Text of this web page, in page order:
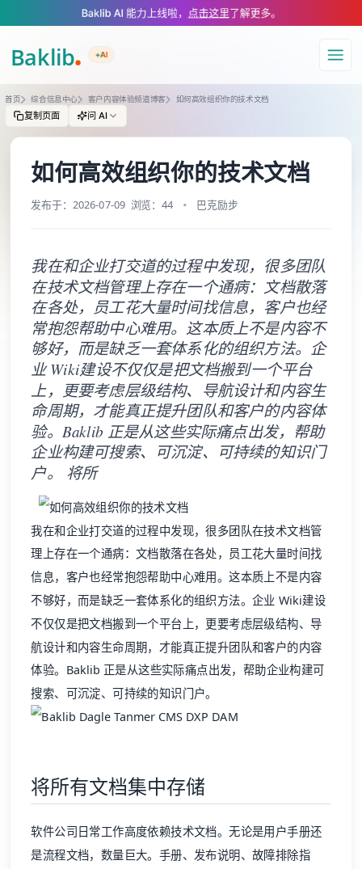
A Markdown version of this page is available at https://
Baklib AI 能力上线啦， 点击这里了解更多。
+AI
导航
首页 综合信息中心 客户内容体验频道博客 如何高效组织你的技术文档
复制页面 问 AI
如何高效组织你的技术文档
发布于：2026-07-09 浏览：44 巴克励步
我在和企业打交道的过程中发现，很多团队
在技术文档管理上存在一个通病：文档散落
在各处，员工花大量时间找信息，客户也经
常抱怨帮助中心难用。这本质上不是内容不
够好，而是缺乏一套体系化的组织方法。企
业 Wiki建设不仅仅是把文档搬到一个平台
上，更要考虑层级结构、导航设计和内容生
命周期，才能真正提升团队和客户的内容体
验。Baklib 正是从这些实际痛点出发，帮助
企业构建可搜索、可沉淀、可持续的知识门
户。 将所
我在和企业打交道的过程中发现，很多团队在技术文档管
理上存在一个通病：文档散落在各处，员工花大量时间找
信息，客户也经常抱怨帮助中心难用。这本质上不是内容
不够好，而是缺乏一套体系化的组织方法。企业 Wiki建设
不仅仅是把文档搬到一个平台上，更要考虑层级结构、导
航设计和内容生命周期，才能真正提升团队和客户的内容
体验。Baklib 正是从这些实际痛点出发，帮助企业构建可
搜索、可沉淀、可持续的知识门户。
将所有文档集中存储
软件公司日常工作高度依赖技术文档。无论是用户手册还
是流程文档，数量巨大。手册、发布说明、故障排除指